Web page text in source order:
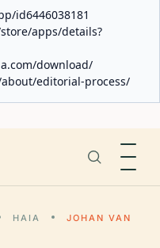
id6446038181
apps/details?
download/
editorial-process/
HAIA
JOHAN VAN